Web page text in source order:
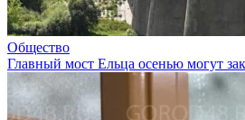
Общество
Главный мост Ельца осенью могут